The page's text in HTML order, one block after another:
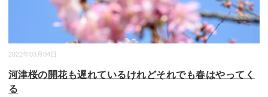
2022年03月04日
河津桜の開花も遅れているけれどそれでも春はやってく
る